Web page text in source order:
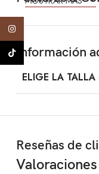
Información
ELIGE LA TALLA
Reseñas de
Valoraciones
Instagram
TikTok